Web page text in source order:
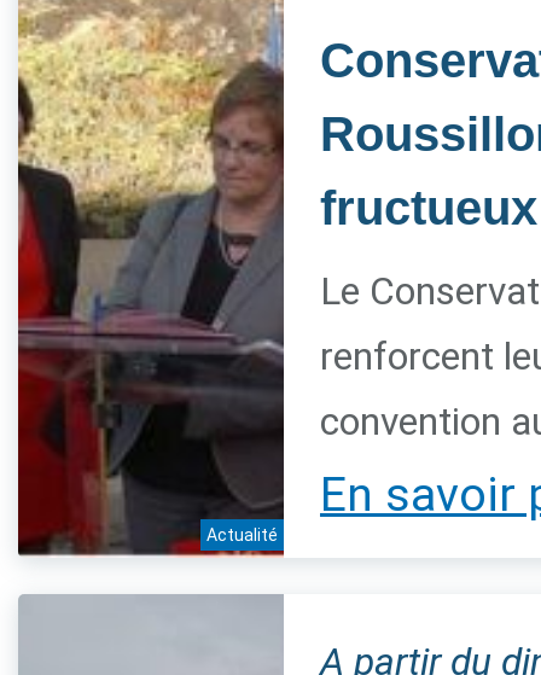
Actualité
fructueux
Le
renforcent
convention
En savoir
A partir du